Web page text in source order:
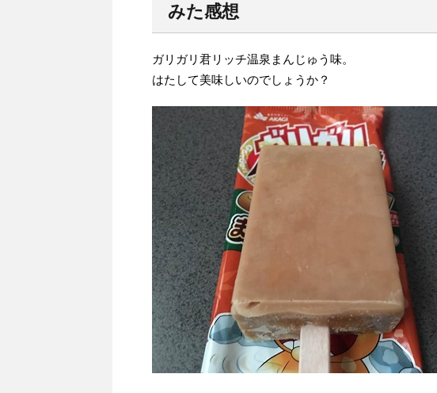
みた感想
ガリガリ君リッチ温泉まんじゅう味。
はたして美味しいのでしょうか？